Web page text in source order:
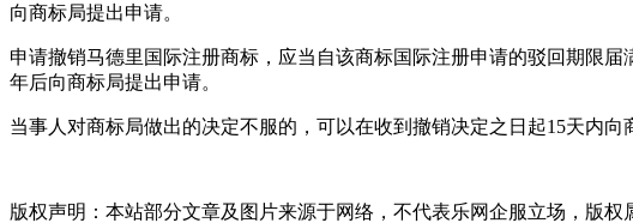
向商标局提出申请。
申请撤销马德里国际注册商标，应当自该商标国际注册申请的驳回期限
年后向商标局提出申请。
当事人对商标局做出的决定不服的，可以在收到撤销决定之日起15天内向
版权声明：本站部分文章及图片来源于网络，不代表乐网企服立场，版